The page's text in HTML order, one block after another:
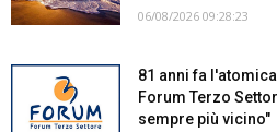
06/08/2026 09:28:23
81 anni fa
Forum Terzo
sempre più vicino"